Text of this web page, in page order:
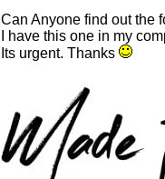
Can Anyone find out the
I have this one in my
Its urgent. Thanks